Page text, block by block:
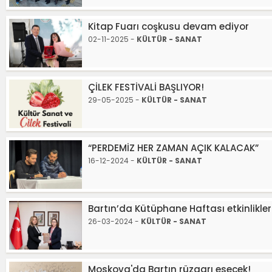
Kitap Fuarı coşkusu devam ediyor
02-11-2025 - KÜLTÜR - SANAT
ÇİLEK FESTİVALİ BAŞLIYOR!
29-05-2025 - KÜLTÜR - SANAT
“PERDEMİZ HER ZAMAN AÇIK KALACAK”
16-12-2024 - KÜLTÜR - SANAT
Bartın’da Kütüphane Haftası
26-03-2024 - KÜLTÜR - SANAT
Moskova'da Bartın rüzgarı esecek!